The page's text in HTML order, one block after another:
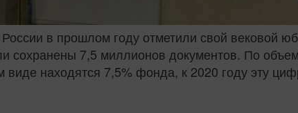
в прошлом году отметили свой вековой
сохранены 7,5 миллионов документов. По
находятся 7,5% фонда, к 2020 году эту